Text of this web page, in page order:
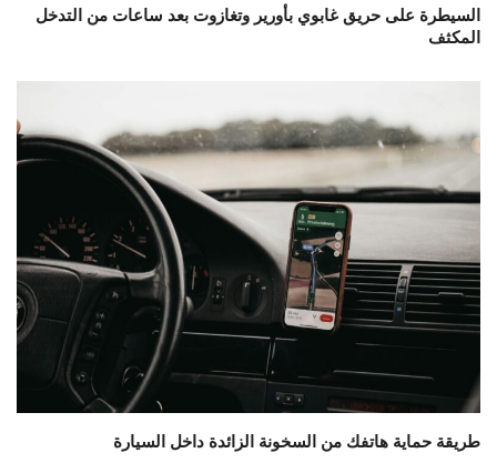
السيطرة على حريق غابوي بأورير وتغازوت بعد ساعات من التدخل
المكثف
طريقة حماية هاتفك من السخونة الزائدة داخل السيارة